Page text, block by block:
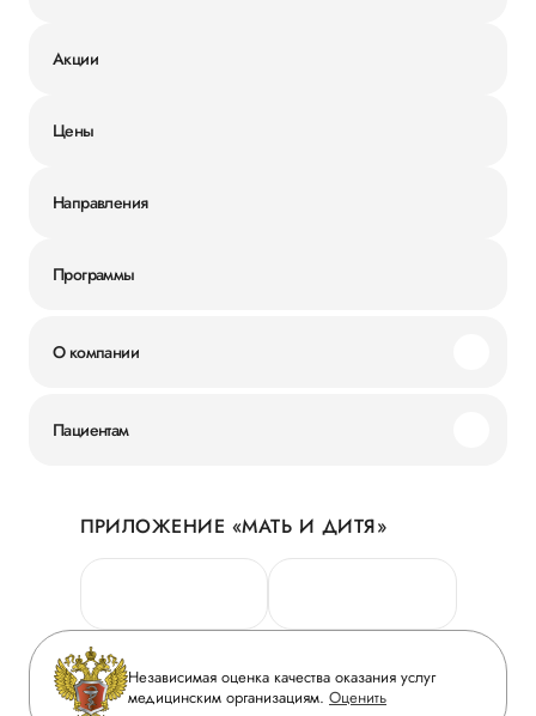
Акции
Цены
Направления
Программы
О компании
Новости
Руководство
Сотрудничество
Инвесторам
Журнал «Мать и дитя»
Пациентам
Личный кабинет
Персональные данные
Горячая линия качества
Вопрос-ответ
Приложение пациента
ПРИЛОЖЕНИЕ «МАТЬ И ДИТЯ»
Независимая оценка качества оказания услуг
медицинским организациям. Оценить